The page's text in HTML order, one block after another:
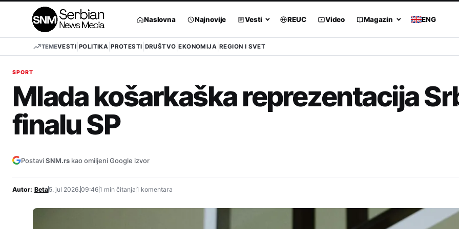
Naslovna Najnovije Vesti REUC Video Magazin ENG
TEMEVESTI POLITIKA PROTESTI DRUŠTVO EKONOMIJA REGION I SVET
SPORT
Mlada košarkaška reprezentacija
finalu SP
PostaviSNM.rs kao omiljeni Google izvor
Autor: Beta5. jul 2026.09:461 min čitanja1 komentara